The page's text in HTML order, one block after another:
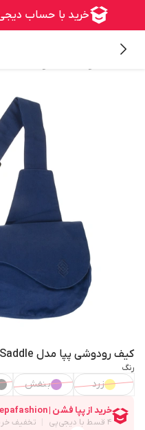
کیف رودوشی پپا مدل Saddle
رنگ
زرد بنفش